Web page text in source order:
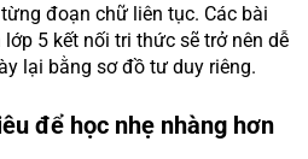
đoạn chữ liên tục. Các bài
5 kết nối tri thức sẽ trở nên dễ
lại bằng sơ đồ tư duy riêng.
để học nhẹ nhàng hơn